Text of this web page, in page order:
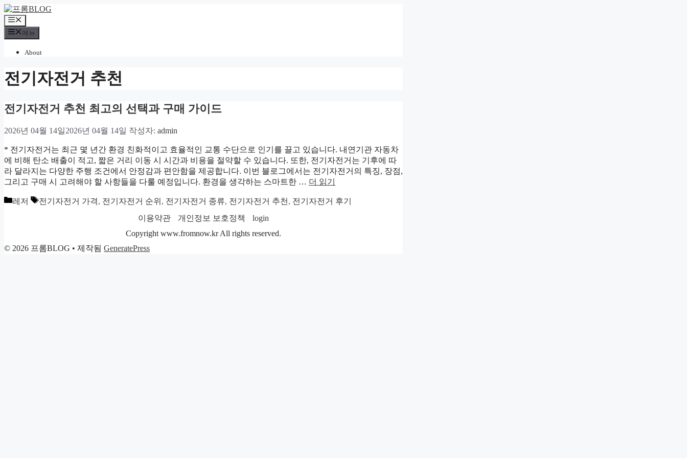
컨
텐
츠
로
뛰
기
메
뉴
메뉴
About
전기자전거 추천
전기자전거 추천 최고의 선택과 구매 가이드
2026년 04월 14일2026년 04월 14일 작성자: admin
* 전기자전거는 최근 몇 년간 환경 친화적이고 효율적인 교통 수단으로 인기를 끌고 있습니다. 내연기관 자동차
에 비해 탄소 배출이 적고, 짧은 거리 이동 시 시간과 비용을 절약할 수 있습니다. 또한, 전기자전거는 기후에 따
라 달라지는 다양한 주행 조건에서 안정감과 편안함을 제공합니다. 이번 블로그에서는 전기자전거의 특징, 장점,
그리고 구매 시 고려해야 할 사항들을 다룰 예정입니다. 환경을 생각하는 스마트한 … 더 읽기
카
레저
태
전기자전거 가격, 전기자전거 순위 , 전기자전거 종류, 전기자전거 추천 , 전기자전거 후기
이용약관
개인정보 보호정책
login
Copyright www.fromnow.kr All rights reserved.
© 2026 프롬BLOG • 제작됨 GeneratePress